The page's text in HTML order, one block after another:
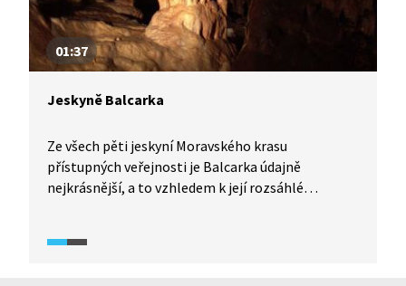
01:37
Jeskyně Balcarka
Ze všech pěti jeskyní Moravského krasu
přístupných veřejnosti je Balcarka údajně
nejkrásnější, a to vzhledem k její rozsáhlé
mnoho archeologických nálezů.